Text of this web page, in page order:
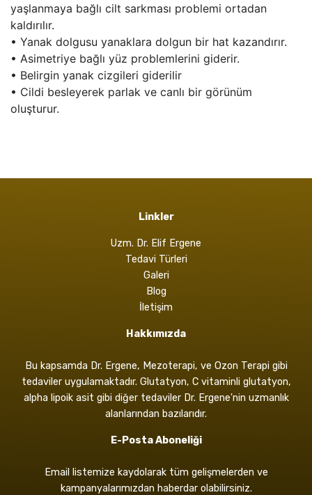
yaşlanmaya bağlı cilt sarkması problemi ortadan
kaldırılır.
• Yanak dolgusu yanaklara dolgun bir hat kazandırır.
• Asimetriye bağlı yüz problemlerini giderir.
• Belirgin yanak cizgileri giderilir
• Cildi besleyerek parlak ve canlı bir görünüm
oluşturur.
Linkler
Uzm. Dr. Elif Ergene
Tedavi Türleri
Galeri
Blog
İletişim
Hakkımızda
Bu kapsamda Dr. Ergene, Mezoterapi, ve Ozon Terapi gibi
tedaviler uygulamaktadır. Glutatyon, C vitaminli glutatyon,
alpha lipoik asit gibi diğer tedaviler Dr. Ergene'nin uzmanlık
alanlarından bazılarıdır.
E-Posta Aboneliği
Email listemize kaydolarak tüm gelişmelerden ve
kampanyalarımızdan haberdar olabilirsiniz.